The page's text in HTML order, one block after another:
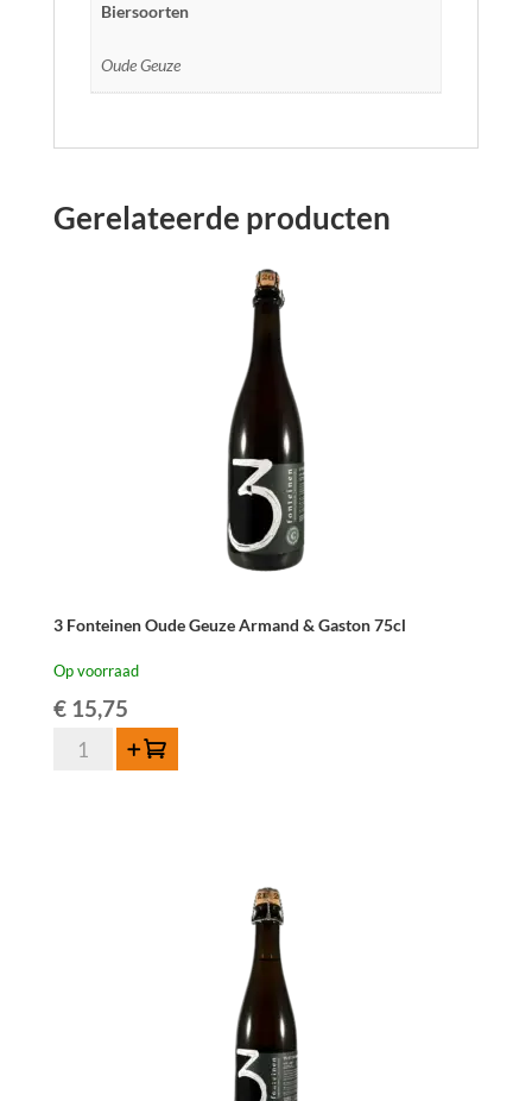
Biersoorten
Oude Geuze
Gerelateerde producten
3 Fonteinen Oude Geuze Armand & Gaston 75cl
Op voorraad
€15,75
Fonteinen
Toevoegen